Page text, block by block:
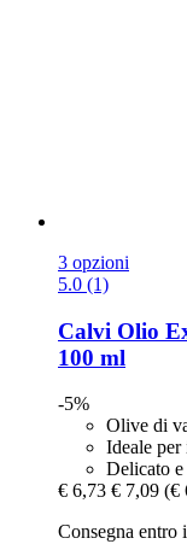
3 opzioni
5.0 (1)
Calvi Olio
100 ml
-5%
Olive di
Ideale
Delicato
€ 6,73 € 7,09 (€
Consegna entro